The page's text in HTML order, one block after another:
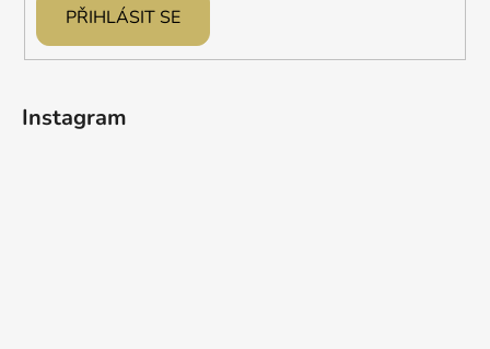
PŘIHLÁSIT SE
Instagram